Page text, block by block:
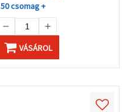
50 csomag +
VÁSÁROL